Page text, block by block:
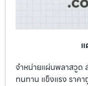
จำหน่ายแผ่นพลาสวูด
ทนทาน แข็งแรง ราค